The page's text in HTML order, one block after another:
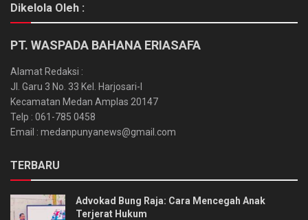
Dikelola Oleh :
PT. WASPADA BAHANA ERIASAFA
Alamat Redaksi :
Jl. Garu 3 No. 33 Kel. Harjosari-I
Kecamatan Medan Amplas 20147
Telp : 061-785 0458
Email : medanpunyanews@gmail.com
TERBARU
Advokad Bung Raja: Cara Mencegah Anak
Terjerat Hukum